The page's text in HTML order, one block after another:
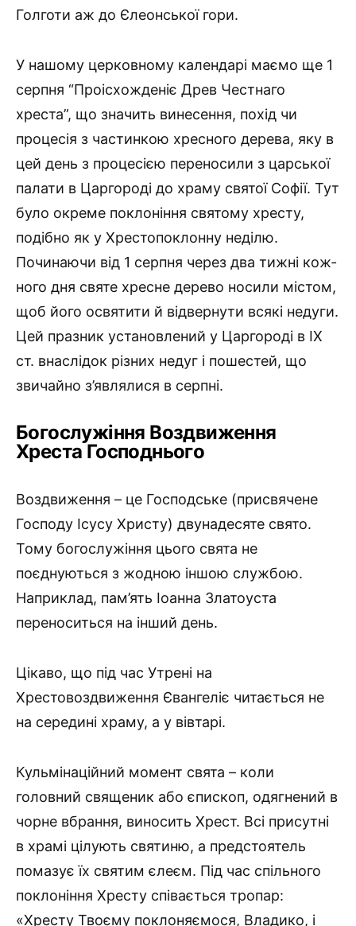
Голготи аж до Єлеонської гори.
У нашому церковному календарі маємо ще 1
серпня “Проісхож­деніє Древ Честнаго
хреста”, що значить винесення, похід чи
процесія з частинкою хресного дерева, яку в
цей день з процесією переносили з царської
палати в Царгороді до храму святої Софії. Тут
було окреме поклоніння святому хресту,
подібно як у Хрес­топоклонну неділю.
Починаючи від 1 серпня через два тижні кож­
ного дня святе хресне дерево носили містом,
щоб його освятити й відвернути всякі недуги.
Цей празник установлений у Царгороді в IX
ст. внаслідок різних недуг і пошестей, що
звичайно з’являлися в серпні.
Богослужіння Воздвиження
Хреста Господнього
Воздвиження – це Господське (присвячене
Господу Ісусу Христу) двунадесяте свято.
Тому богослужіння цього свята не
поєднуються з жодною іншою службою.
Наприклад, пам’ять Іоанна Златоуста
переноситься на інший день.
Цікаво, що під час Утрені на
Хрестовоздвиження Євангеліє читається не
на середині храму, а у вівтарі.
Кульмінаційний момент свята – коли
головний священик або єпископ, одягнений в
чорне вбрання, виносить Хрест. Всі присутні
в храмі цілують святиню, а предстоятель
помазує їх святим єлеєм. Під час спільного
поклоніння Хресту співається тропар:
«Хресту Твоєму поклоняємося, Владико, і